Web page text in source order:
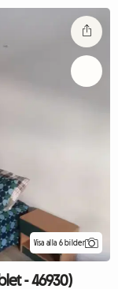
Visa alla 6 bilder
- 46930)